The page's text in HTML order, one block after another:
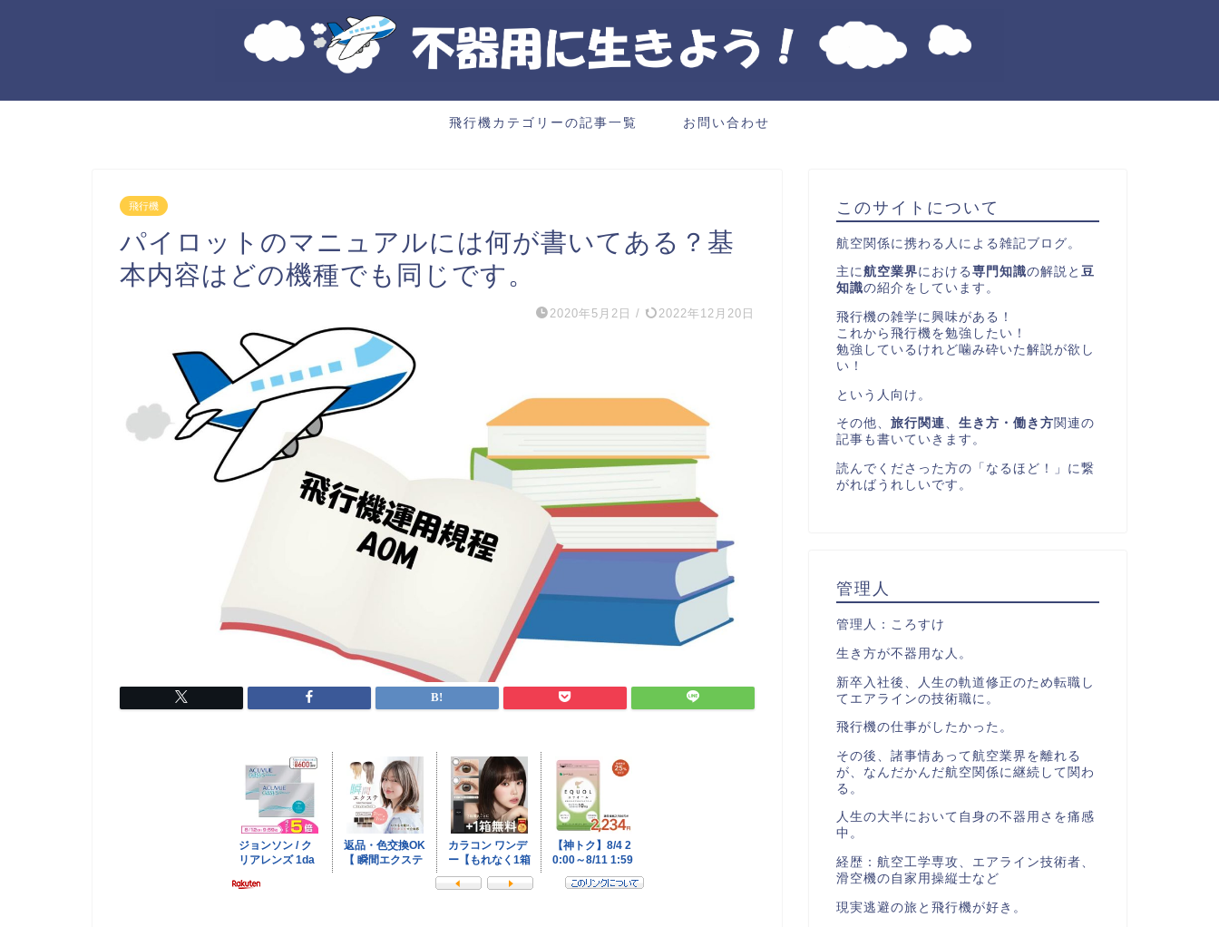
飛行機カテゴリーの記事一覧 お問い合わせ
飛行機
パイロットのマニュアルには何が書いてある？基
本内容はどの機種でも同じです。
2020年5月2日 / 2022年12月20日
このサイトについて
航空関係に携わる人による雑記ブログ。
主に航空業界における 専門知識の解説と 豆
知識の紹介をしています。
飛行機の雑学に興味がある！
これから飛行機を勉強したい！
勉強しているけれど噛み砕いた解説が欲し
い！
という人向け。
その他、 旅行関連、 生き方・働き方関連の
記事も書いていきます。
読んでくださった方の「なるほど！」に繋
がればうれしいです。
管理人
管理人：ころすけ
生き方が不器用な人。
新卒入社後、人生の軌道修正のため転職し
てエアラインの技術職に。
飛行機の仕事がしたかった。
その後、諸事情あって航空業界を離れる
が、なんだかんだ航空関係に継続して関わ
る。
人生の大半において自身の不器用さを痛感
中。
経歴：航空工学専攻、エアライン技術者、
滑空機の自家用操縦士など
現実逃避の旅と飛行機が好き。